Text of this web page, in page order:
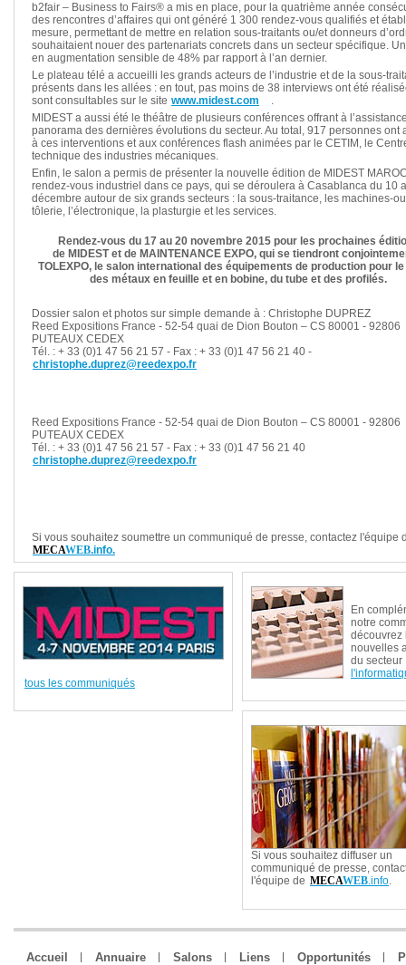
b2fair – Business to Fairs® a mis en place, pour la quatrième année
des rencontres d’affaires qui ont généré 1 300 rendez-vous qualifiés et
mesure, permettant de mettre en relation sous-traitants ou/et donneurs
souhaitaient nouer des partenariats concrets dans un secteur spécifique.
en augmentation sensible de 48% par rapport à l’an dernier.
Le plateau télé a accueilli les grands acteurs de l’industrie et de la sous-
présents dans les allées : en tout, pas moins de 38 interviews ont été
sont consultables sur le site www.midest.com
.
MIDEST a aussi été le théâtre de plusieurs conférences offrant à
panorama des dernières évolutions du secteur. Au total, 917 personnes ont
à ces interventions et aux conférences flash animées par le CETIM, le
technique des industries mécaniques.
Enfin, le salon a permis de présenter la nouvelle édition de MIDEST
rendez-vous industriel dans ce pays, qui se déroulera à Casablanca du 10
décembre autour de six grands secteurs : la sous-traitance, les machines-
tôlerie, l’électronique, la plasturgie et les services.
Rendez-vous du 17 au 20 novembre 2015 pour les prochaines
de MIDEST et de MAINTENANCE EXPO, qui se tiendront
TOLEXPO, le salon international des équipements de production pour
des métaux en feuille et en bobine, du tube et des profilés.
Dossier salon et photos sur simple demande à : Christophe DUPREZ
Reed Expositions France - 52-54 quai de Dion Bouton – CS 80001 - 92806
PUTEAUX CEDEX
Tél. : + 33 (0)1 47 56 21 57 - Fax : + 33 (0)1 47 56 21 40 -
christophe.duprez@reedexpo.fr
Reed Expositions France - 52-54 quai de Dion Bouton – CS 80001 - 92806
PUTEAUX CEDEX
Tél. : + 33 (0)1 47 56 21 57 - Fax : + 33 (0)1 47 56 21 40
christophe.duprez@reedexpo.fr
Si vous souhaitez soumettre un communiqué de presse, contactez l'équipe
MECAWEB.info.
tous les communiqués
En
notre
découvrez
nouvelles
du secteur
Si vous souhaitez diffuser un
communiqué de presse,
l'équipe de MECAWEB.info.
Accueil Annuaire Salons Liens Opportunités